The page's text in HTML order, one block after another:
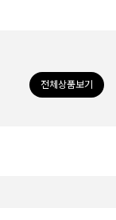
전체상품보기